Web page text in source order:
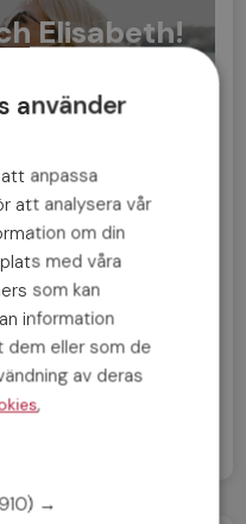
Elisabeth!
nu »
på nytt
nyblivna singlar
använder
anpassa
att analysera vår
om din
med våra
som kan
information
dem eller som de
av deras
,
→